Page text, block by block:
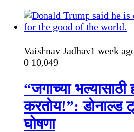
Vaishnav Jadhav1 week
0 10,049
“जगाच्या भल्यासाठी
करतोय!”: डोनाल्ड
घोषणा